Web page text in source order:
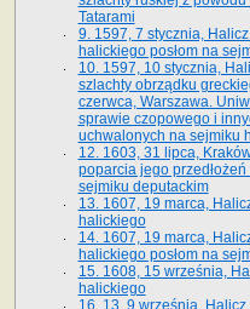
Tatarami
9. 1597, 7 stycznia,
halickiego posłom na
10. 1597, 10 stycznia,
szlachty obrządku
czerwca, Warszawa.
sprawie czopowego i
uchwalonych na sejmiku
12. 1603, 31 lipca,
poparcia jego
sejmiku deputackim
13. 1607, 19 marca,
halickiego
14. 1607, 19 marca,
halickiego posłom na
15. 1608, 15 września,
halickiego
16. 13, 9 września,